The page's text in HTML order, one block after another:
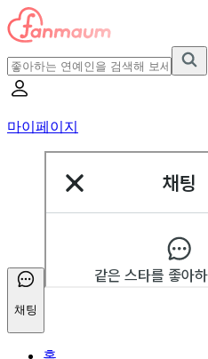
마이페이지
채팅
홈